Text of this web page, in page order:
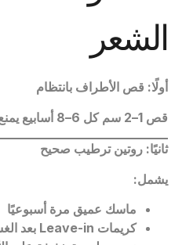
الشعر
أولًا: قص الأطراف بانتظام
قص 1–2 سم كل 6–8 أسابيع يمنع امتداد التقصف إلى باقي الشعر
ثانيًا: روتين ترطيب صحيح
يشمل:
ماسك عميق مرة أسبوعيًا
كريمات
بعد